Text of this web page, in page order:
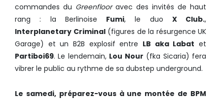
commandes du Greenflooravec des invités de haut
rang : la Berlinoise Fumi, le duo X Club.,
Interplanetary Criminal(figures de la résurgence UK
Garage) et un B2B explosif entre LB aka Labat et
Partiboi69. Le lendemain, Lou Nour (fka Sicaria) fera
vibrer le public au rythme de sa dubstep underground.
Le samedi, préparez-vous à une montée de BPM